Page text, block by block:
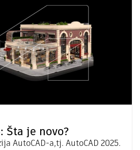
Šta je novo?
AutoCAD-a,tj. AutoCAD 2025.